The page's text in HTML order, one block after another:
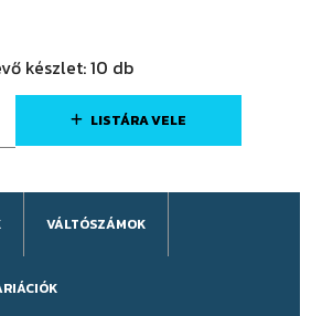
készlet:10 db
LISTÁRA VELE
VÁLTÓSZÁMOK